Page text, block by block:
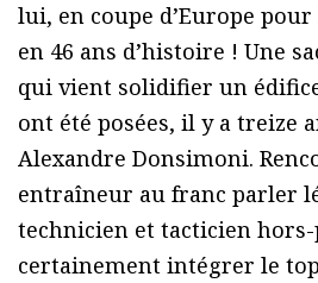
lui, en coupe d’Europe
en 46 ans d’histoire ! Une
qui vient solidifier un
ont été posées, il y a treize
Alexandre Donsimoni.
entraîneur au franc parler
technicien et tacticien
certainement intégrer le